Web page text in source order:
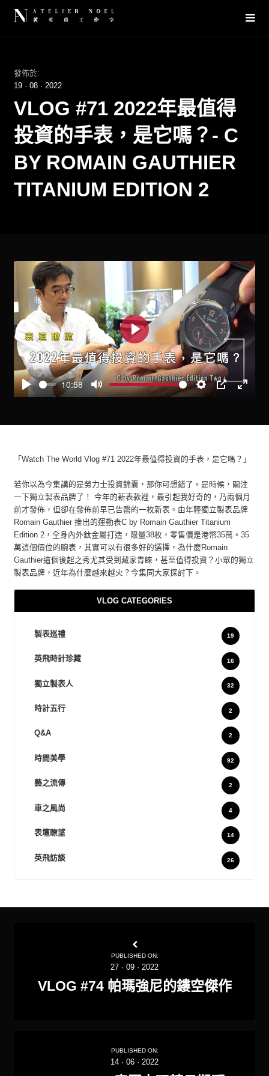
發佈於:
19 · 08 · 2022
VLOG #71 2022年最值得
投資的手表，是它嗎？- C
BY ROMAIN GAUTHIER
TITANIUM EDITION 2
Play
10:58
Mute Settings
Play
「Watch The World Vlog #71 2022年最值得投資的手表，是它嗎？」
若你以為今集講的是勞力士投資錦囊，那你可想錯了。是時候，關注
一下獨立製表品牌了！ 今年的新表款裡，最引起我好奇的，乃兩個月
前才發佈，但卻在發佈前早已告罄的一枚新表。由年輕獨立製表品牌
Romain Gauthier 推出的運動表C by Romain Gauthier Titanium
Edition 2，全身內外鈦金屬打造，限量38枚，零售價是港幣35萬。35
萬這個價位的腕表，其實可以有很多好的選擇，為什麼Romain
Gauthier這個後起之秀尤其受到藏家青睞，甚至值得投資？小眾的獨立
製表品牌，近年為什麼越來越火？今集同大家探討下。
VLOG CATEGORIES
製表巡禮 19
英飛時計珍藏 16
獨立製表人 32
時計五行 2
Q&A 2
時間美學 92
藝之流傳 2
車之風尚 4
表壇瞭望 14
英飛訪談 26
PUBLISHED ON:
27 · 09 · 2022
VLOG #74 帕瑪強尼的鏤空傑作
PUBLISHED ON:
14 · 06 · 2022